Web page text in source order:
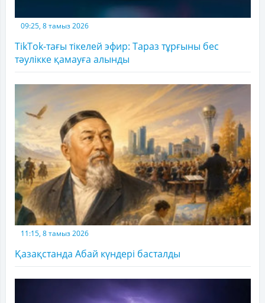
09:25, 8 тамыз 2026
TikTok-тағы тікелей эфир: Тараз тұрғыны бес
тәулікке қамауға алынды
11:15, 8 тамыз 2026
Қазақстанда Абай күндері басталды